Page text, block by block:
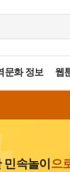
문화 정보 웹
속놀이 으